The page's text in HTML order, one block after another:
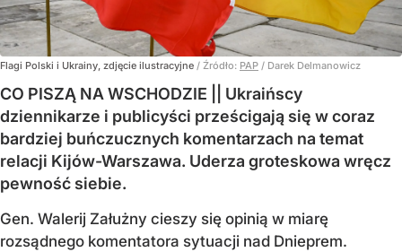
Flagi Polski i Ukrainy, zdjęcie ilustracyjne / Źródło: PAP / Darek Delmanowicz
CO PISZĄ NA WSCHODZIE || Ukraińscy
dziennikarze i publicyści prześcigają się w coraz
bardziej buńczucznych komentarzach na temat
relacji Kijów-Warszawa. Uderza groteskowa wręcz
pewność siebie.
Gen. Walerij Załużny cieszy się opinią w miarę
rozsądnego komentatora sytuacji nad Dnieprem.